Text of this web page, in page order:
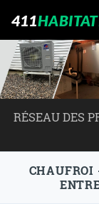
411
RÉSEAU DES
CHAUFROI